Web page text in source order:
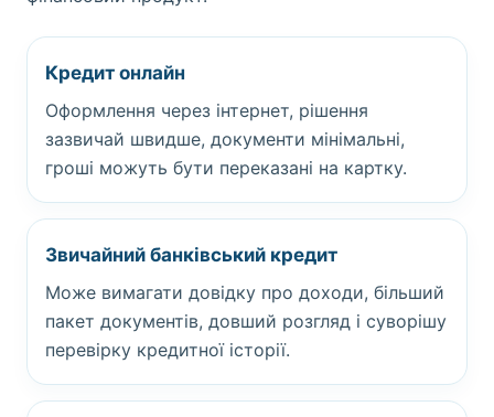
Кредит онлайн
Оформлення через інтернет, рішення
зазвичай швидше, документи мінімальні,
гроші можуть бути переказані на картку.
Звичайний банківський кредит
Може вимагати довідку про доходи, більший
пакет документів, довший розгляд і суворішу
перевірку кредитної історії.